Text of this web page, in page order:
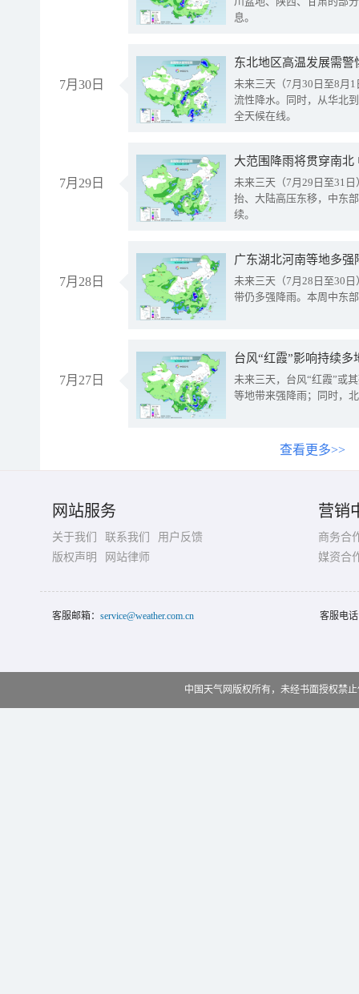
息。
7月30日
东北地区高温发展需
未来三天（7月30日至8月
流性降水。同时，从华北
全天候在线。
7月29日
大范围降雨将贯穿南
未来三天（7月29日至31
抬、大陆高压东移，中东
续。
7月28日
广东湖北河南等地多
未来三天（7月28日至30
带仍多强降雨。本周中东
7月27日
台风“红霞”影响持续
未来三天，台风“红霞”或
等地带来强降雨；同时，
查看更多>>
网站服务
关于我们 联系我们
用户反馈
版权声明
网站律师
营销
商务合
媒资合
客服邮箱： service@weather.com.cn 客服电
中国天气网版权所有，未经书面授权